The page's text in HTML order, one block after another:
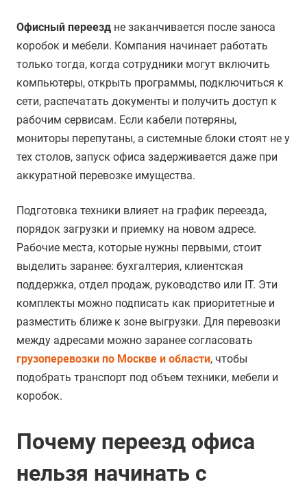
Офисный переезд не заканчивается после заноса
коробок и мебели. Компания начинает работать
только тогда, когда сотрудники могут включить
компьютеры, открыть программы, подключиться к
сети, распечатать документы и получить доступ к
рабочим сервисам. Если кабели потеряны,
мониторы перепутаны, а системные блоки стоят не у
тех столов, запуск офиса задерживается даже при
аккуратной перевозке имущества.
Подготовка техники влияет на график переезда,
порядок загрузки и приемку на новом адресе.
Рабочие места, которые нужны первыми, стоит
выделить заранее: бухгалтерия, клиентская
поддержка, отдел продаж, руководство или IT. Эти
комплекты можно подписать как приоритетные и
разместить ближе к зоне выгрузки. Для перевозки
между адресами можно заранее согласовать
грузоперевозки по Москве и области, чтобы
подобрать транспорт под объем техники, мебели и
коробок.
Почему переезд офиса
нельзя начинать с